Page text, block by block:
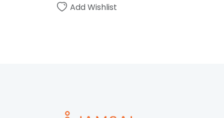
Add Wishlist